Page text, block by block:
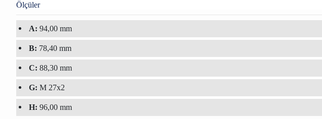
Ölçüler
A: 94,00 mm
B: 78,40 mm
C: 88,30 mm
G: M 27x2
H: 96,00 mm